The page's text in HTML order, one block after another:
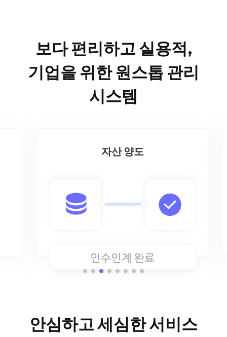
보다 편리하고 실용적,
기업을 위한 원스톱 관리
시스템
자산 양도
안심하고 세심한 서비스